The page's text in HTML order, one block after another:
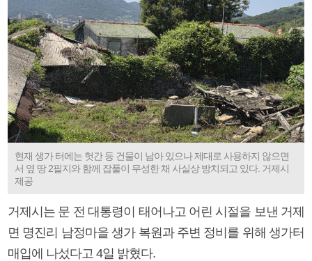
현재 생가 터에는 헛간 등 건물이 남아 있으나 제대로 사용하지 않으면
서 옆 땅 2필지와 함께 잡풀이 무성한 채 사실상 방치되고 있다. 거제시
제공
거제시는 문 전 대통령이 태어나고 어린 시절을 보낸 거제
면 명진리 남정마을 생가 복원과 주변 정비를 위해 생가터
매입에 나섰다고 4일 밝혔다.